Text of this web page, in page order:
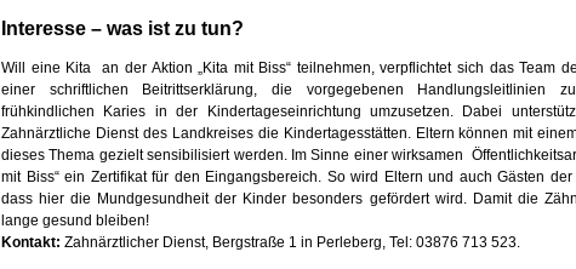
Interesse – was ist zu tun?
Will eine Kita
an der Aktion „Kita mit Biss“ teilnehmen, verpflichtet sich das Team
einer schriftlichen Beitrittserklärung, die vorgegebenen Handlungsleitlinien
frühkindlichen Karies in der Kindertageseinrichtung umzusetzen. Dabei
Zahnärztliche Dienst des Landkreises die Kindertagesstätten. Eltern können mit
dieses Thema gezielt sensibilisiert werden. Im Sinne einer wirksamen
mit Biss“ ein Zertifikat für den Eingangsbereich. So wird Eltern und auch Gästen
dass hier die Mundgesundheit der Kinder besonders gefördert wird. Damit die
lange gesund bleiben!
Kontakt: Zahnärztlicher Dienst, Bergstraße 1 in Perleberg, Tel: 03876 713 523.